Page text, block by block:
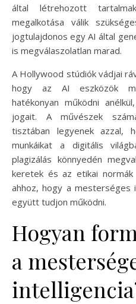
által létrehozott
megalkotása válik
jogtulajdonos egy AI által
is megválaszolatlan marad.
A Hollywood stúdiók vádjai
hogy az AI eszközök
hatékonyan működni
jogait. A művészek
tisztában legyenek azzal,
munkáikat a digitális
plagizálás könnyedén
keretek és az etikai normák
ahhoz, hogy a mesterséges
együtt tudjon működni.
Hogyan
a